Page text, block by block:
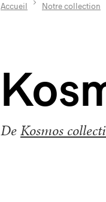
Accueil Notre collection
DeKosmos